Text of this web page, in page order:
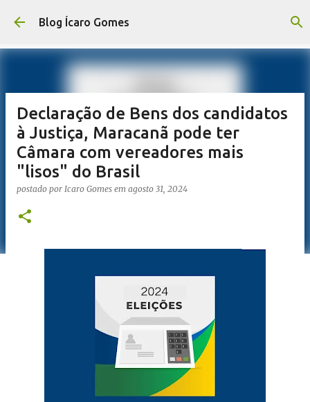
Pular para o conteúdo principal
Blog Ícaro Gomes
Declaração de Bens dos candidatos
à Justiça, Maracanã pode ter
Câmara com vereadores mais
"lisos" do Brasil
postado por Icaro Gomes em agosto 31, 2024